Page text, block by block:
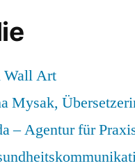
Wall Art
Mysak,
– Agentur für